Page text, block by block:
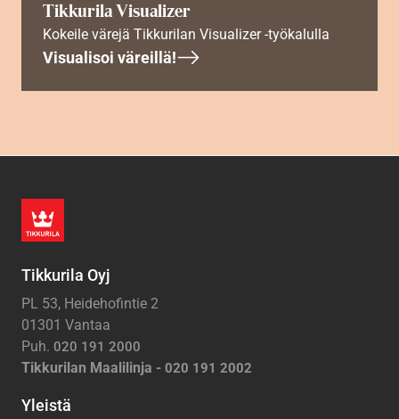
Tikkurila Visualizer
Kokeile värejä Tikkurilan Visualizer -työkalulla
Visualisoi väreillä!
Tikkurila Oyj
PL 53, Heidehofintie 2
01301 Vantaa
Puh. 020 191 2000
Tikkurilan Maalilinja - 020 191 2002
Yleistä